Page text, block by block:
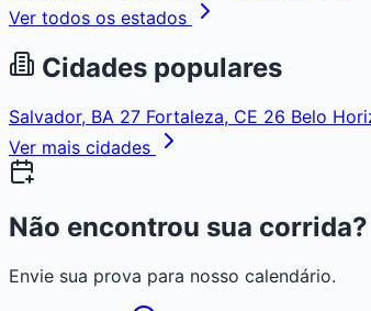
Ver todos os estados
Cidades populares
Salvador, BA 27 Fortaleza, CE 26 Belo
Ver mais cidades
Não encontrou sua corrida?
Envie sua prova para nosso calendário.